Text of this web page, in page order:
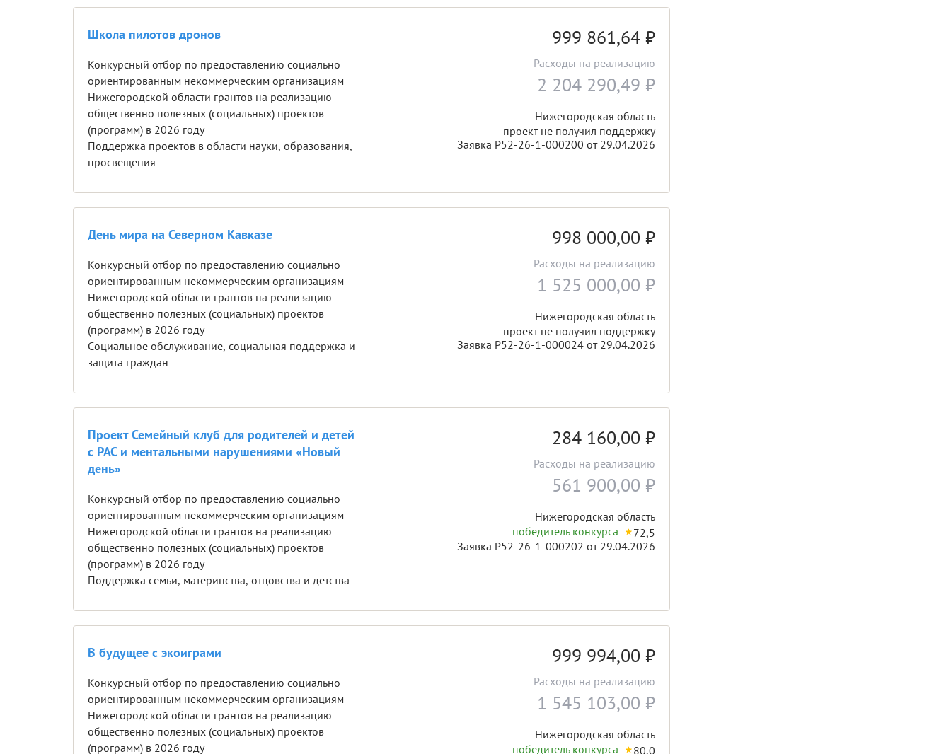
Школа пилотов дронов
Конкурсный отбор по предоставлению социально
ориентированным некоммерческим организациям
Нижегородской области грантов на реализацию
общественно полезных (социальных) проектов
(программ) в 2026 году
Поддержка проектов в области науки, образования,
просвещения
999 861,64 ₽
Расходы на реализацию
2 204 290,49 ₽
Нижегородская область
проект не получил поддержку
Заявка Р52-26-1-000200 от 29.04.2026
День мира на Северном Кавказе
Конкурсный отбор по предоставлению социально
ориентированным некоммерческим организациям
Нижегородской области грантов на реализацию
общественно полезных (социальных) проектов
(программ) в 2026 году
Cоциальное обслуживание, социальная поддержка и
защита граждан
998 000,00 ₽
Расходы на реализацию
1 525 000,00 ₽
Нижегородская область
проект не получил поддержку
Заявка Р52-26-1-000024 от 29.04.2026
Проект Семейный клуб для родителей и детей
с РАС и ментальными нарушениями «Новый
день»
Конкурсный отбор по предоставлению социально
ориентированным некоммерческим организациям
Нижегородской области грантов на реализацию
общественно полезных (социальных) проектов
(программ) в 2026 году
Поддержка семьи, материнства, отцовства и детства
284 160,00 ₽
Расходы на реализацию
561 900,00 ₽
Нижегородская область
победитель конкурса
72,5
Заявка Р52-26-1-000202 от 29.04.2026
В будущее с экоиграми
Конкурсный отбор по предоставлению социально
ориентированным некоммерческим организациям
Нижегородской области грантов на реализацию
общественно полезных (социальных) проектов
(программ) в 2026 году
999 994,00 ₽
Расходы на реализацию
1 545 103,00 ₽
Нижегородская область
победитель конкурса
80,0